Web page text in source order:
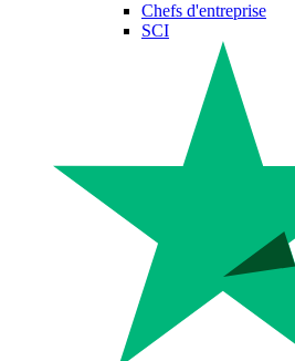
Chefs d'entreprise
SCI